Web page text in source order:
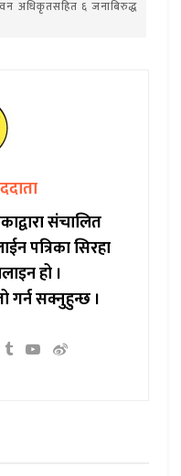
वन अधिकृतसहित ६ जनाबिरुद्ध
संचालित
पत्रिका सिरहा
हो ।
सक्नुहुन्छ ।